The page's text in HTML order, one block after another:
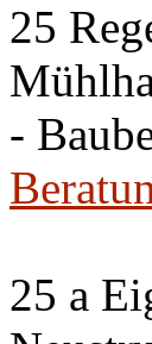
25
-
25 a